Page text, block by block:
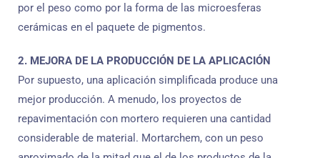
por el peso como por la forma de las microesferas
cerámicas en el paquete de pigmentos.
2. MEJORA DE LA PRODUCCIÓN DE LA APLICACIÓN
Por supuesto, una aplicación simplificada produce una
mejor producción. A menudo, los proyectos de
repavimentación con mortero requieren una cantidad
considerable de material. Mortarchem, con un peso